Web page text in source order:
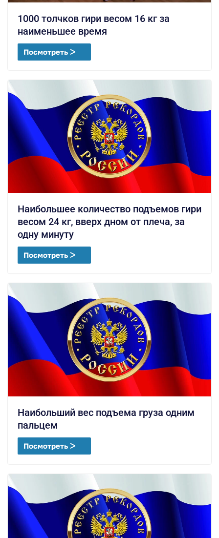
1000 толчков гири весом 16 кг за
наименьшее время
Посмотреть ᐳ
Наибольшее количество подъемов гири
весом 24 кг, вверх дном от плеча, за
одну минуту
Посмотреть ᐳ
Наибольший вес подъема груза одним
пальцем
Посмотреть ᐳ